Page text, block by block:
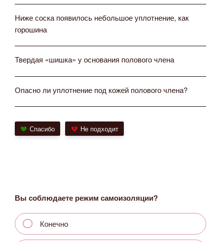
Ниже соска появилось небольшое уплотнение, как
горошина
Твердая «шишка» у основания полового члена
Опасно ли уплотнение под кожей полового члена?
Спасибо Не подходит
Вы соблюдаете режим самоизоляции?
Конечно